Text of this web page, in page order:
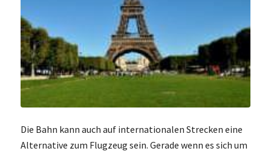
Die Bahn kann auch auf internationalen Strecken eine
Alternative zum Flugzeug sein. Gerade wenn es sich um